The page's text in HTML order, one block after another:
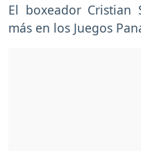
El boxeador Cristian
más en los Juegos